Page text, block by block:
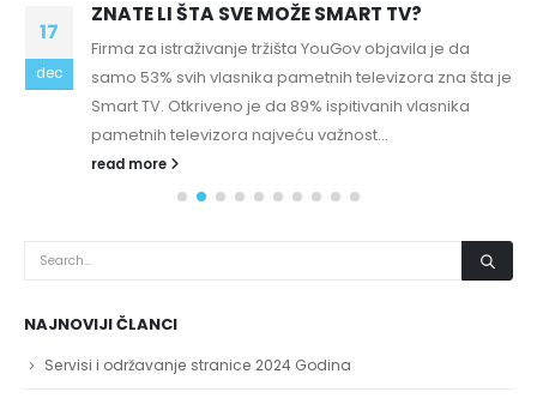
17
dec
ZNATE LI ŠTA SVE MOŽE SMART TV?
Firma za istraživanje tržišta YouGov objavila je da
samo 53% svih vlasnika pametnih televizora zna šta je
Smart TV. Otkriveno je da 89% ispitivanih vlasnika
pametnih televizora najveću važnost...
read more
NAJNOVIJI ČLANCI
Servisi i održavanje stranice 2024 Godina